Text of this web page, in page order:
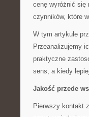
cenę wyróżnić się
czynników, które
W tym artykule
Przeanalizujemy
praktyczne
sens, a kiedy
Jakość przede
Pierwszy kontakt